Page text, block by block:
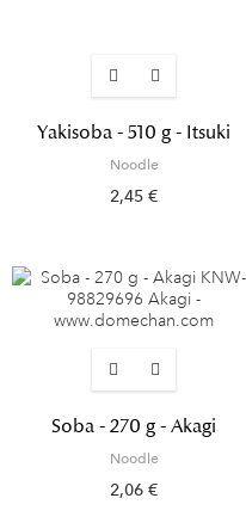
Yakisoba - 510 g - Itsuki
Noodle
2,45 €
Soba - 270 g - Akagi
Noodle
2,06 €